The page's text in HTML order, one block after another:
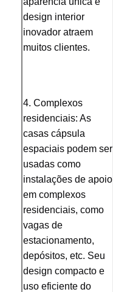
design interior
inovador atraem
muitos clientes.
4. Complexos
residenciais: As
casas cápsula
espaciais podem ser
usadas como
instalações de apoio
em complexos
residenciais, como
vagas de
estacionamento,
depósitos, etc. Seu
design compacto e
uso eficiente do